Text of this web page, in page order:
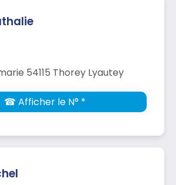
54115 Thorey Lyautey
☎ Afficher le N° *